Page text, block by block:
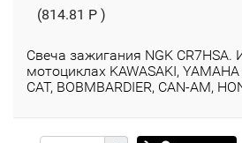
(814.81 P )
Свеча зажигания NGK CR7HSA.
мотоциклах KAWASAKI,
CAT, BOBMBARDIER, CAN-AM,